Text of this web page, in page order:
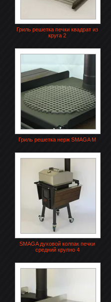
Гриль решетка печки квадрат из
круга 2
Гриль решетка нерж SMAGA M
SMAGA духовой колпак печки
средний крупно 4